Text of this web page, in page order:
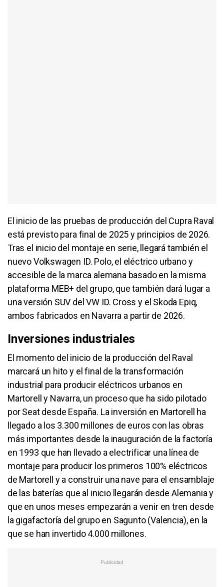
El inicio de las pruebas de producción del Cupra Raval
está previsto para final de 2025 y principios de 2026.
Tras el inicio del montaje en serie, llegará también el
nuevo Volkswagen ID. Polo, el eléctrico urbano y
accesible de la marca alemana basado en la misma
plataforma MEB+ del grupo, que también dará lugar a
una versión SUV del VW ID. Cross y el Skoda Epiq,
ambos fabricados en Navarra a partir de 2026.
Inversiones industriales
El momento del inicio de la producción del Raval
marcará un hito y el final de la transformación
industrial para producir eléctricos urbanos en
Martorell y Navarra, un proceso que ha sido pilotado
por Seat desde España. La inversión en Martorell ha
llegado a los 3.300 millones de euros con las obras
más importantes desde la inauguración de la factoría
en 1993 que han llevado a electrificar una línea de
montaje para producir los primeros 100% eléctricos
de Martorell y a construir una nave para el ensamblaje
de las baterías que al inicio llegarán desde Alemania y
que en unos meses empezarán a venir en tren desde
la gigafactoría del grupo en Sagunto (Valencia), en la
que se han invertido 4.000 millones.